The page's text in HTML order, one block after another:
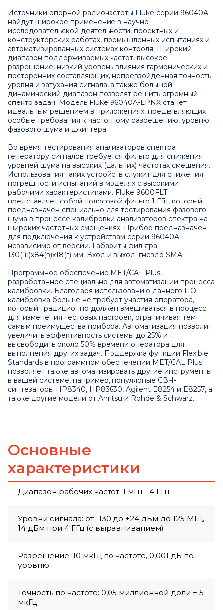
Источники опорной радиочастоты Fluke серии 96040A
найдут широкое применение в научно-
исследовательской деятельности, проектных и
конструкторских работах, промышленных испытаниях и
автоматизированных системах контроля. Широкий
диапазон поддерживаемых частот, высокое
разрешение, низкий уровень влияния гармонических и
посторонних составляющих, непревзойденная точность
уровня и затухания сигнала, а также большой
динамический диапазон позволят решить огромный
спектр задач. Модель Fluke 96040A-LPNX станет
идеальным решением в приложениях, предъявляющих
особые требования к частотному разрешению, уровню
фазового шума и джиттера.
Во время тестирования анализаторов спектра
генератору сигналов требуется фильтр для снижения
уровней шума на высоких (дальних) частотах смещения.
Использования таких устройств служит для снижения
погрешности испытаний в моделях с высокими
рабочими характеристиками. Fluke 9600FLT
представляет собой полосовой фильтр 1 ГГц, который
предназначен специально для тестирования фазового
шума в процессе калибровки анализаторов спектра на
широких частотных смещениях. Прибор предназначен
для подключения к устройствам серии 96040A
независимо от версии. Габариты фильтра:
130(ш)х84(в)х18(г) мм. Вход и выход: гнездо SMA.
Программное обеспечение MET/CAL Plus,
разработанное специально для автоматизации процесса
калибровки. Благодаря использованию данного ПО
калибровка больше не требует участия оператора,
который традиционно должен вмешиваться в процесс
для изменения тестовых настроек, ограничивая тем
самым преимущества прибора. Автоматизация позволит
увеличить эффективность системы до 25% и
высвободить около 50% времени оператора для
выполнения других задач. Поддержка функции Flexible
Standards в программном обеспечении MET/CAL Plus
позволяет также автоматизировать другие инструменты
в вашей системе, например, популярные СВЧ-
синтезаторы HP8340, HP83630, Agilent E8254 и E8257, а
также другие модели от Anritsu и Rohde & Schwarz.
Основные
характеристики
Диапазон рабочих частот: 1 мГц - 4 ГГц
Уровни сигнала: от -130 до +24 дБм до 125 МГц,
14 дБм при 4 ГГц (с выравниванием)
Разрешение: 10 мкГц по частоте, 0,001 дБ по
уровню
Точность по частоте: 0,05 миллионной доли + 5
мкГц